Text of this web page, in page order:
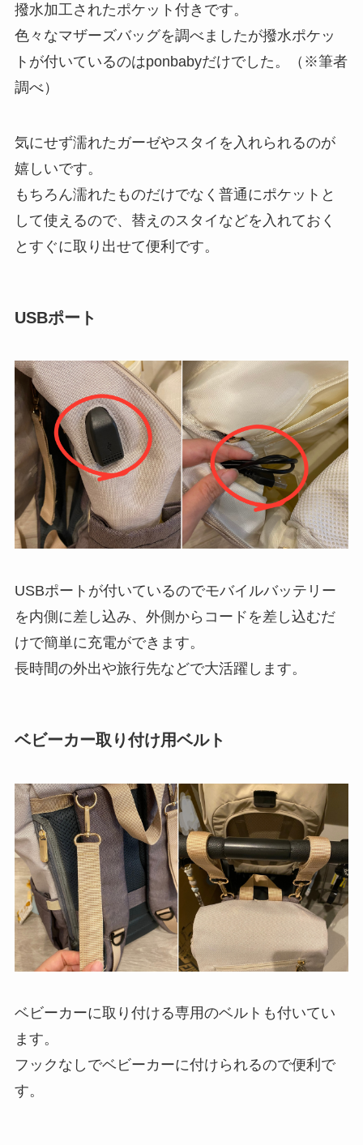
撥水加工されたポケット付きです。
色々なマザーズバッグを調べましたが撥水ポケッ
トが付いているのはponbabyだけでした。（※筆者
調べ）
気にせず濡れたガーゼやスタイを入れられるのが
嬉しいです。
もちろん濡れたものだけでなく普通にポケットと
して使えるので、替えのスタイなどを入れておく
とすぐに取り出せて便利です。
USBポート
USBポートが付いているのでモバイルバッテリー
を内側に差し込み、外側からコードを差し込むだ
けで簡単に充電ができます。
長時間の外出や旅行先などで大活躍します。
ベビーカー取り付け用ベルト
ベビーカーに取り付ける専用のベルトも付いてい
ます。
フックなしでベビーカーに付けられるので便利で
す。